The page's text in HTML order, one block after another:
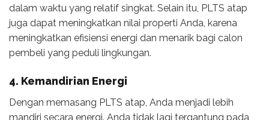
dalam waktu yang relatif singkat. Selain itu, PLTS atap
juga dapat meningkatkan nilai properti Anda, karena
meningkatkan efisiensi energi dan menarik bagi calon
pembeli yang peduli lingkungan.
4. Kemandirian Energi
Dengan memasang PLTS atap, Anda menjadi lebih
mandiri secara energi. Anda tidak lagi tergantung pada